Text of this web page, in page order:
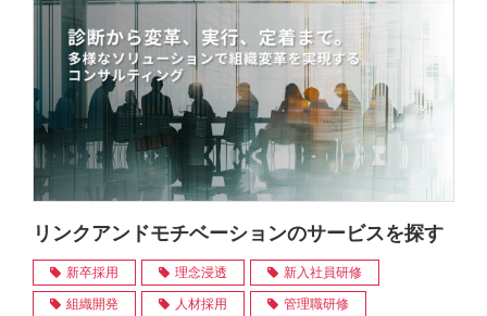
リンクアンドモチベーションのサービスを探す
新卒採用 理念浸透 新入社員研修
組織開発 人材採用 管理職研修